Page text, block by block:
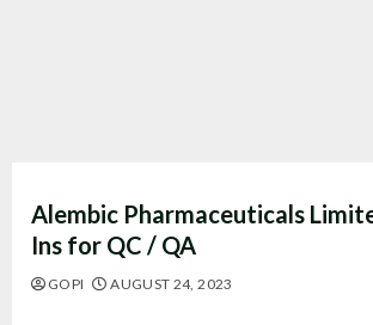
Alembic Pharmaceuticals
Ins for QC / QA
GOPI AUGUST 24, 2023